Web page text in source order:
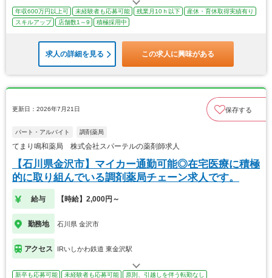
年収600万円以上可 未経験者も応募可能 残業月10ｈ以下
産休・育休取得実績有り
スキルアップ
店舗数1～9 積極採用中
求人の詳細を見る この求人に興味がある
更新日：2026年7月21日 保存する
パート・アルバイト 調剤薬局
てまり鳴和薬局 株式会社スパーテルの薬剤師求人
【石川県金沢市】マイカー通勤可能◎在宅医療に積極
的に取り組んでいる調剤薬局チェーン求人です。
給与 【時給】2,000円～
勤務地 石川県 金沢市
アクセス IRいしかわ鉄道 東金沢駅
新卒も応募可能 未経験者も応募可能
原則、引越しを伴う転勤なし